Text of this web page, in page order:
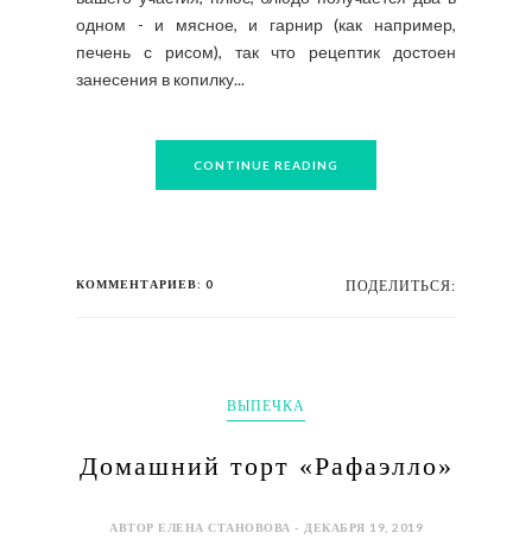
одном - и мясное, и гарнир (как например,
печень с рисом), так что рецептик достоен
занесения в копилку...
CONTINUE READING
КОММЕНТАРИЕВ: 0 ПОДЕЛИТЬСЯ:
ВЫПЕЧКА
Домашний торт «Рафаэлло»
АВТОР ЕЛЕНА СТАНОВОВА - ДЕКАБРЯ 19, 2019